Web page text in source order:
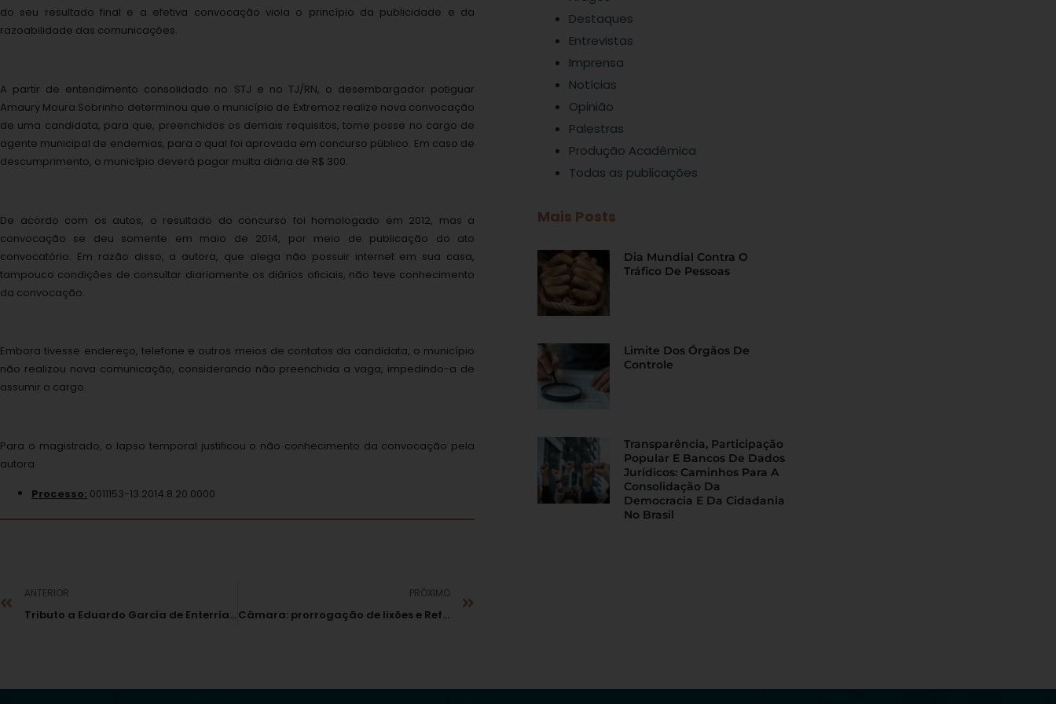
do seu resultado final e a efetiva convocação viola o princípio da publicidade e da
razoabilidade das comunicações.
A partir de entendimento consolidado no STJ e no TJ/RN, o desembargador potiguar
Amaury Moura Sobrinho determinou que o município de Extremoz realize nova convocação
de uma candidata, para que, preenchidos os demais requisitos, tome posse no cargo de
agente municipal de endemias, para o qual foi aprovada em concurso público. Em caso de
descumprimento, o município deverá pagar multa diária de R$ 300.
De acordo com os autos, o resultado do concurso foi homologado em 2012, mas a
convocação se deu somente em maio de 2014, por meio de publicação do ato
convocatório. Em razão disso, a autora, que alega não possuir internet em sua casa,
tampouco condições de consultar diariamente os diários oficiais, não teve conhecimento
da convocação.
Embora tivesse endereço, telefone e outros meios de contatos da candidata, o município
não realizou nova comunicação, considerando não preenchida a vaga, impedindo-a de
assumir o cargo.
Para o magistrado, o lapso temporal justificou o não conhecimento da convocação pela
autora.
Processo: 0011153-13.2014.8.20.0000
ANTERIOR
Tributo a Eduardo García de Enterría reuniu acadêmicos do Direito Público no RJ
PRÓXIMO
Câmara: prorrogação de lixões e Refis para condenados por improbidade são vetados
Destaques
Entrevistas
Imprensa
Notícias
Opinião
Palestras
Produção Acadêmica
Todas as publicações
Mais Posts
Dia Mundial Contra O
Tráfico De Pessoas
Limite Dos Órgãos De
Controle
Transparência, Participação
Popular E Bancos De Dados
Jurídicos: Caminhos Para A
Consolidação Da
Democracia E Da Cidadania
No Brasil